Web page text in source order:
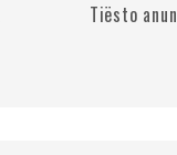
Tiësto